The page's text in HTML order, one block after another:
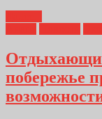
побережье